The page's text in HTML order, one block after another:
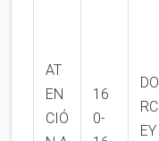
AT
EN
CIÓ
16
0-
DO
RC
EY